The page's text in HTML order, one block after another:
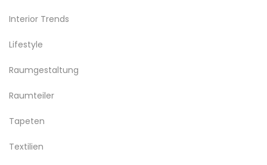
Interior Trends
Lifestyle
Raumgestaltung
Raumteiler
Tapeten
Textilien